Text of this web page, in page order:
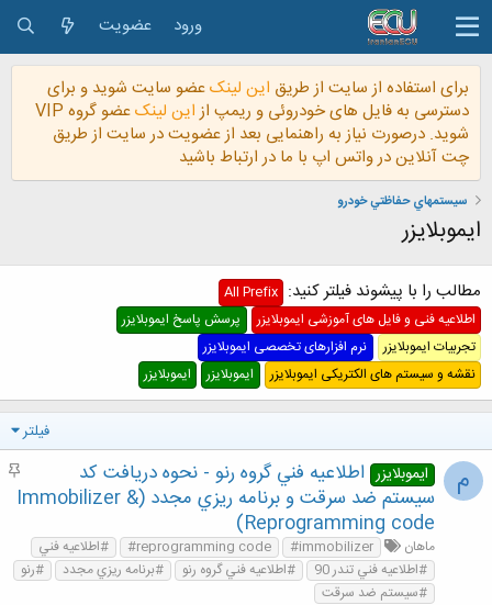
ورود عضویت
برای استفاده از سایت از طریق این لینکعضو سایت شوید و برای
دسترسی به فایل های خودروئی و ریمپ ازاین لینک
عضو گروه VIP
شوید. درصورت نیاز به راهنمایی بعد از عضویت در سایت از طریق
چت آنلاین در واتس اپ با ما در ارتباط باشید
سيستمهاي حفاظتي خودرو
ایموبلایزر
مطالب را با پیشوند فیلتر کنید: All Prefix
اطلاعیه فنی و فایل های آموزشی ایموبلایزر
پرسش پاسخ ایموبلایزر
تجربیات ایموبلایزر
نرم افزارهای تخصصی ایموبلایزر
نقشه و سیستم های الکتریکی ایموبلایزر
ایموبلایزر ایموبلایزر
فیلتر
م
م
ایموبلایزر اطلاعيه فني گروه رنو - نحوه دريافت كد
سيستم ضد سرقت و برنامه ريزي مجدد (Immobilizer &
Reprogramming code)
ماهان #immobilizer
#reprogramming code
#اطلاعيه فني
#اطلاعيه فني تندر 90
#اطلاعيه فني گروه رنو #برنامه ريزي مجدد
#رنو
#سيستم ضد سرقت